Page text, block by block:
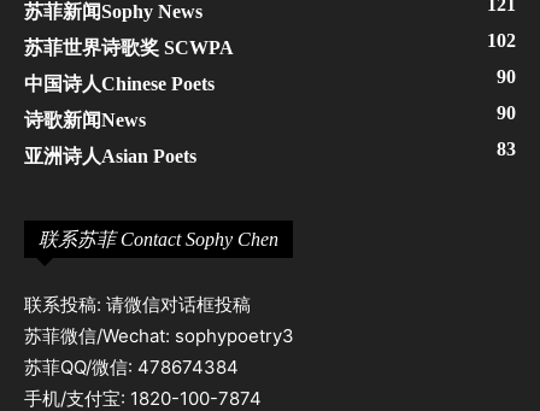
苏菲新闻Sophy News
苏菲世界诗歌奖 SCWPA 102
中国诗人Chinese Poets 90
诗歌新闻News 90
亚洲诗人Asian Poets 83
联系苏菲 Contact Sophy Chen
联系投稿: 请微信对话框投稿
苏菲微信/Wechat: sophypoetry3
苏菲QQ/微信: 478674384
手机/支付宝: 1820-100-7874